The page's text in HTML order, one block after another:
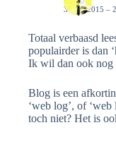
3 MEI 2015 –
Totaal verbaasd
populairder is dan
Ik wil dan ook nog
Blog is een
‘web log’, of
toch niet? Het is